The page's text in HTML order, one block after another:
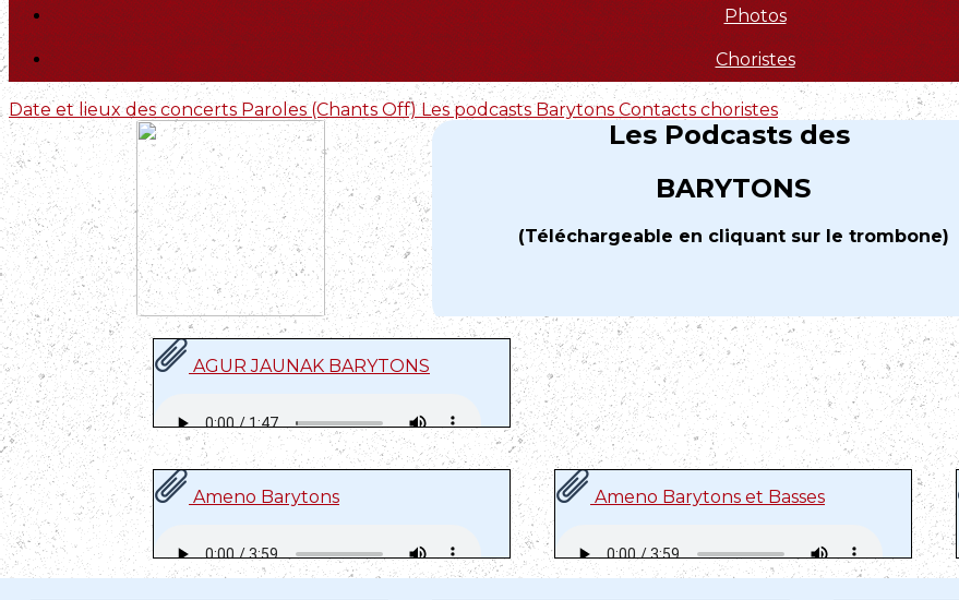
Photos
Choristes
Date et lieux des concerts Paroles (Chants Off)Les podcasts Barytons Contacts choristes
Les Podcasts des
BARYTONS
(Téléchargeable en cliquant sur le trombone)
AGUR JAUNAK BARYTONS
Ameno Barytons Ameno Barytons et Basses